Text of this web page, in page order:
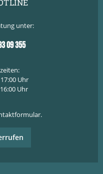
unter:
09 355
Uhr
Uhr
.